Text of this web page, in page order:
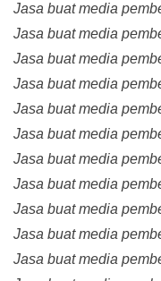
Jasa buat media
Jasa buat media
Jasa buat media
Jasa buat media
Jasa buat media
Jasa buat media
Jasa buat media
Jasa buat media
Jasa buat media
Jasa buat media
Jasa buat media